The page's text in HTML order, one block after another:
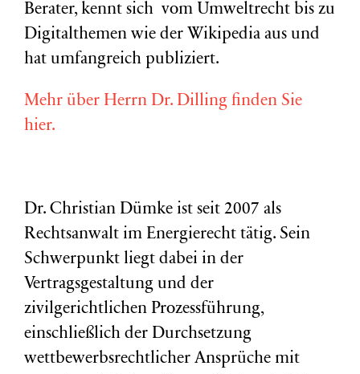
Berater, kennt sich vom Umweltrecht bis zu
Digitalthemen wie der Wikipedia aus und
hat umfangreich publiziert.
Mehr über Herrn Dr. Dilling finden Sie
hier.
Dr. Christian Dümke ist seit 2007 als
Rechtsanwalt im Energierecht tätig. Sein
Schwerpunkt liegt dabei in der
Vertragsgestaltung und der
zivilgerichtlichen Prozessführung,
einschließlich der Durchsetzung
wettbewerbsrechtlicher Ansprüche mit